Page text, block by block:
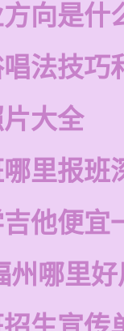
向是什
法技巧
大全
里报班
他便宜
州哪里好